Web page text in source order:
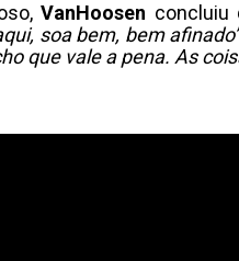
VanHoosen concluiu
soa bem, bem
que vale a pena. As